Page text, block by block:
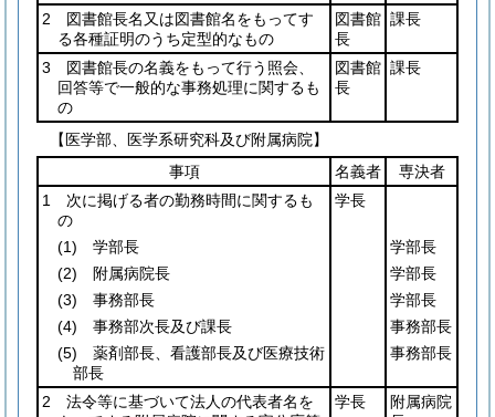
2 図書館長名又は図書館名をもってす
る各種証明のうち定型的なもの
図書館
長
課長
3 図書館長の名義をもって行う照会、
回答等で一般的な事務処理に関するも
の
図書館
長
課長
【医学部、医学系研究科及び附属病院】
事項
名義者
専決者
1 次に掲げる者の勤務時間に関するも
の
学長
(1) 学部長
学部長
(2) 附属病院長
学部長
(3) 事務部長
学部長
(4) 事務部次長及び課長
事務部長
(5) 薬剤部長、看護部長及び医療技術
部長
事務部長
2 法令等に基づいて法人の代表者名を
学長
附属病院